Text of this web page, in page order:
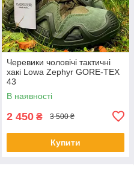
Черевики чоловічі тактичні
хакі Lowa Zephyr GORE-TEX
43
В наявності
2 450 ₴ 3 500 ₴
Купити